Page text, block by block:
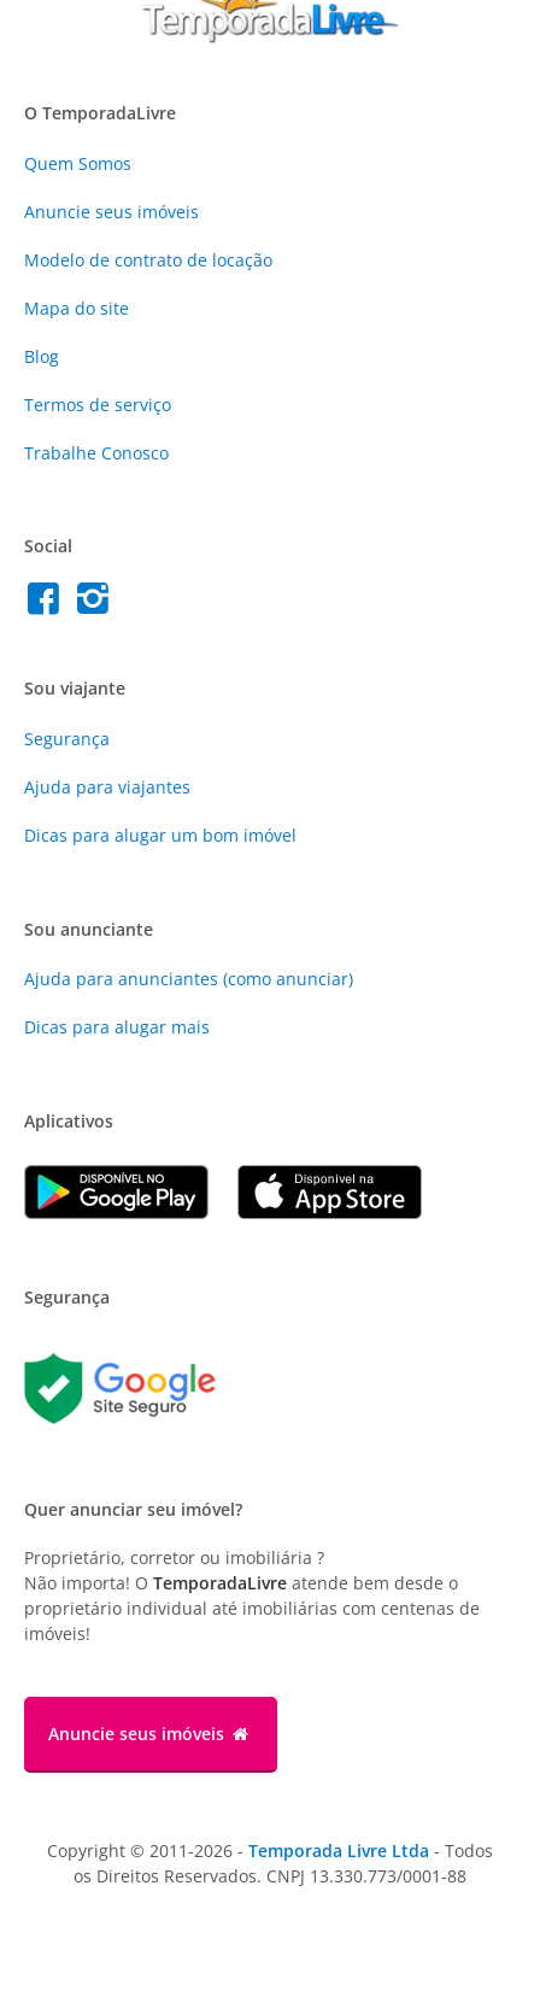
O TemporadaLivre
Quem Somos
Anuncie seus imóveis
Modelo de contrato de locação
Mapa do site
Blog
Termos de serviço
Trabalhe Conosco
Social
Sou viajante
Segurança
Ajuda para viajantes
Dicas para alugar um bom imóvel
Sou anunciante
Ajuda para anunciantes (como anunciar)
Dicas para alugar mais
Aplicativos
Segurança
Quer anunciar seu imóvel?
Proprietário, corretor ou imobiliária ?
Não importa! O TemporadaLivre atende bem desde o
proprietário individual até imobiliárias com centenas de
imóveis!
Anuncie seus imóveis
Copyright © 2011-2026 - Temporada Livre Ltda - Todos
os Direitos Reservados. CNPJ 13.330.773/0001-88